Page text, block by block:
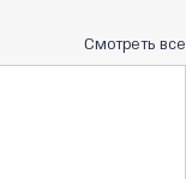
Смотреть все